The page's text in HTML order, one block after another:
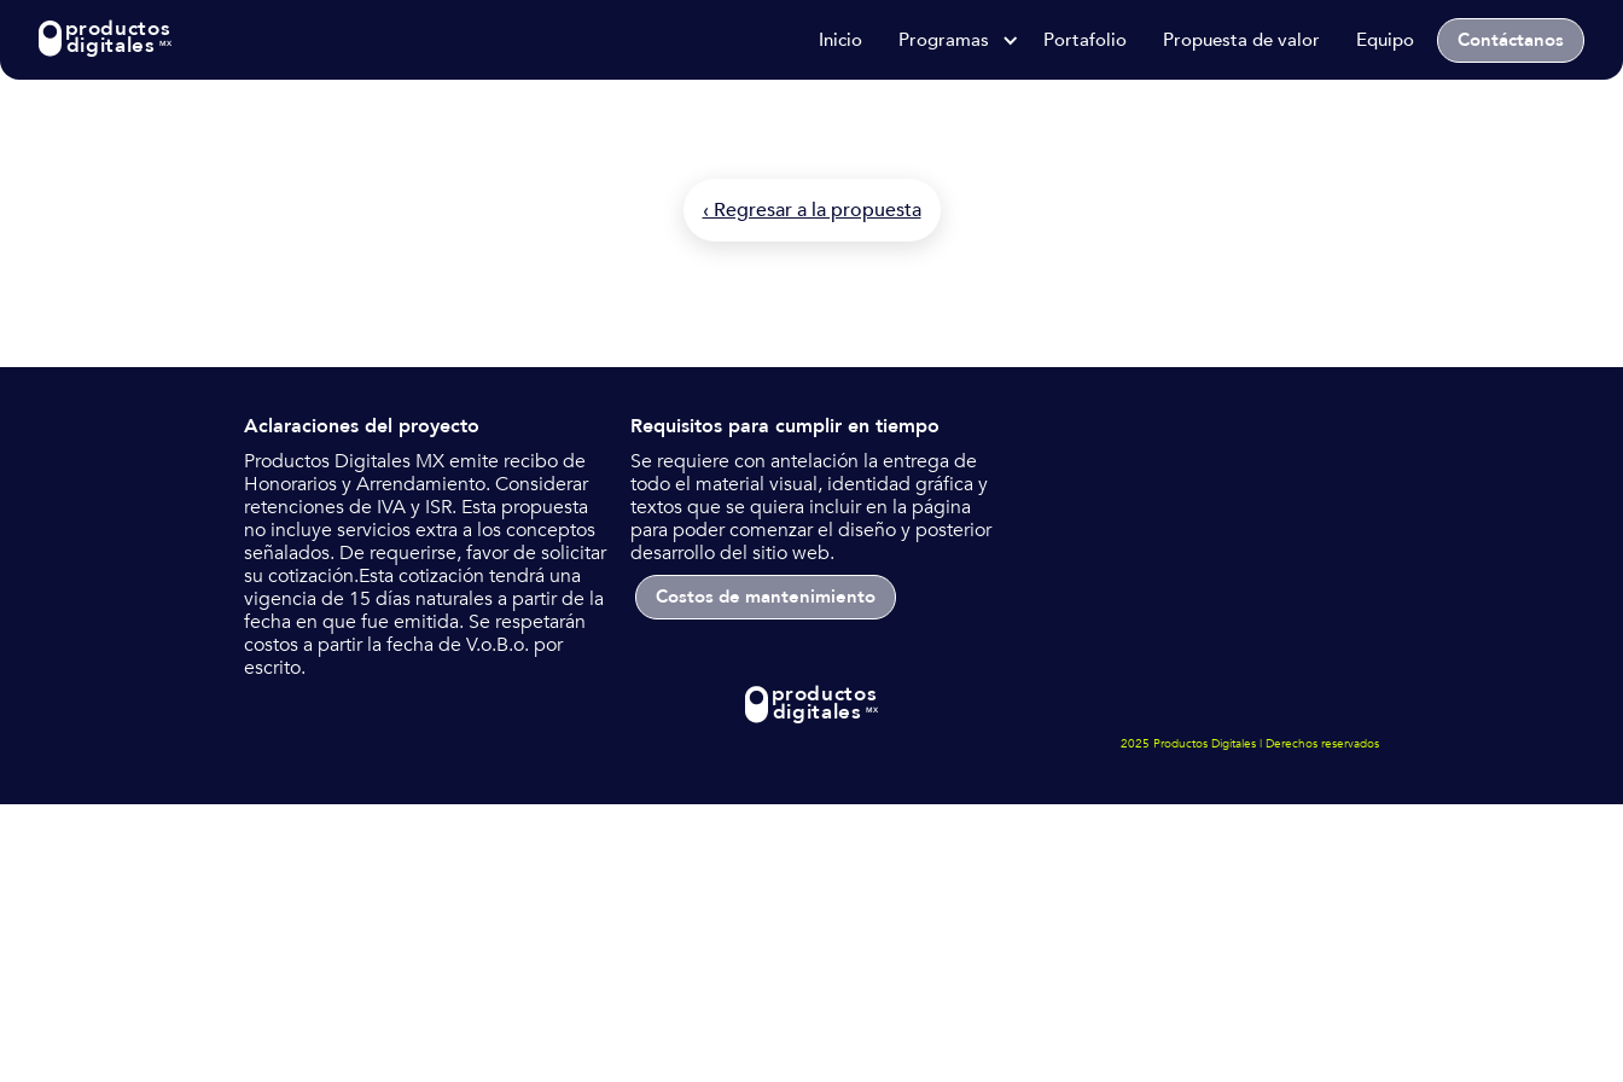
productos
digitales MX Inicio Programas Portafolio Propuesta de valor Equipo Contáctanos
‹ Regresar a la propuesta
Aclaraciones del proyecto
Productos Digitales MX emite recibo de
Honorarios y Arrendamiento. Considerar
retenciones de IVA y ISR. Esta propuesta
no incluye servicios extra a los conceptos
señalados. De requerirse, favor de solicitar
su cotización.Esta cotización tendrá una
vigencia de 15 días naturales a partir de la
fecha en que fue emitida. Se respetarán
costos a partir la fecha de V.o.B.o. por
escrito.
Requisitos para cumplir en tiempo
Se requiere con antelación la entrega de
todo el material visual, identidad gráfica y
textos que se quiera incluir en la página
para poder comenzar el diseño y posterior
desarrollo del sitio web.
Costos de mantenimiento
productos
digitales MX
2025 Productos Digitales | Derechos reservados